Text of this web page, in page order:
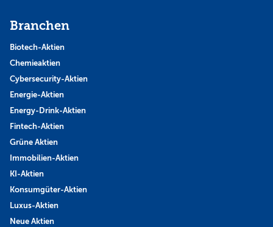
Branchen
Biotech-Aktien
Chemieaktien
Cybersecurity-Aktien
Energie-Aktien
Energy-Drink-Aktien
Fintech-Aktien
Grüne Aktien
Immobilien-Aktien
KI-Aktien
Konsumgüter-Aktien
Luxus-Aktien
Neue Aktien